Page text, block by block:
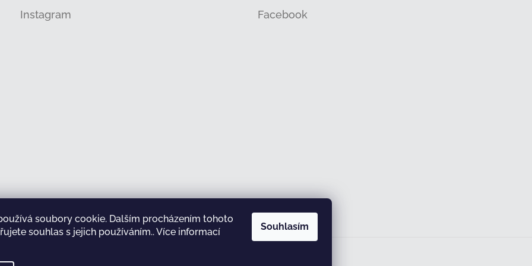
soubory cookie. Dalším procházením tohoto
souhlas s jejich používáním.. Více informací
Souhlasím
Instagram
Sledovat na Instagramu
Facebook